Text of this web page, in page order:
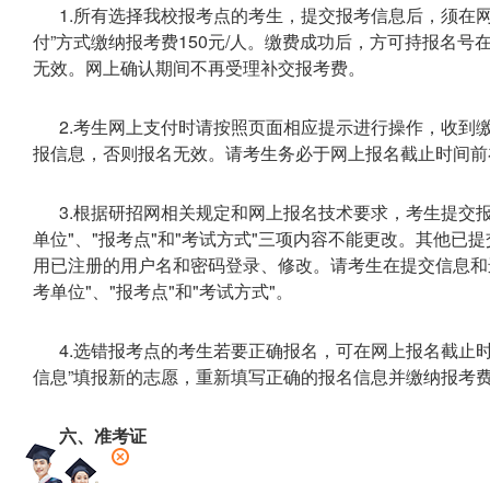
1.所有选择我校报考点的考生，提交报考信息后，须在
付”方式缴纳报考费150元/人。缴费成功后，方可持报名
无效。网上确认期间不再受理补交报考费。
2.考生网上支付时请按照页面相应提示进行操作，收到
报信息，否则报名无效。请考生务必于网上报名截止时间
3.根据研招网相关规定和网上报名技术要求，考生提
单位"、"报考点"和"考试方式"三项内容不能更改。其他已
用已注册的用户名和密码登录、修改。请考生在提交信息
考单位"、"报考点"和"考试方式"。
4.选错报考点的考生若要正确报名，可在网上报名截止
信息”填报新的志愿，重新填写正确的报名信息并缴纳报考
六、准考证